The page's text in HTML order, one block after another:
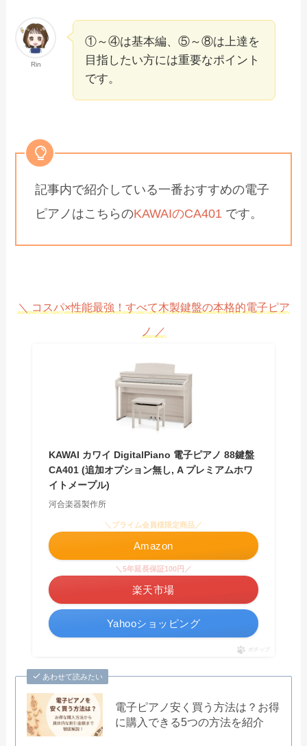
Rin
①～④は基本編、⑤～⑧は上達を
目指したい方には重要なポイント
です。
記事内で紹介している一番おすすめの電子
ピアノはこちらのKAWAIのCA401 です。
＼ コスパ×性能最強！すべて木製鍵盤の本格的電子ピア
ノ ／
KAWAI カワイ DigitalPiano 電子ピアノ 88鍵盤
CA401 (追加オプション無し, A プレミアムホワ
イトメープル)
河合楽器製作所
＼プライム会員様限定商品／
Amazon
＼5年延長保証100円／
楽天市場
Yahooショッピング
ポチップ
あわせて読みたい
電子ピアノ安く買う方法は？お得
に購入できる5つの方法を紹介